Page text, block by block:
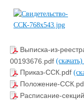
Выписка-из-
00193676.pdf (скачать)
Приказ-ССК.pdf
Положение-
Расписание-